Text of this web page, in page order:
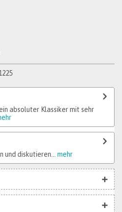
absoluter Klassiker mit sehr
und diskutieren...
mehr